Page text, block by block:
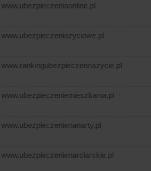
www.ubezpieczeniaonline.pl
www.ubezpieczeniazyciowe.pl
www.rankingubezpieczennazycie.pl
www.ubezpieczeniemieszkania.pl
www.ubezpieczenienanarty.pl
www.ubezpieczenienarciarskie.pl